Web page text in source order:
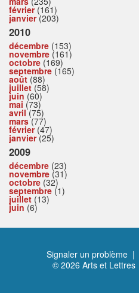
février(161)
janvier(203)
2010
décembre (153)
novembre (161)
octobre (169)
septembre (165)
août (88)
juillet(58)
juin (60)
mai (73)
avril(75)
mars(77)
février(47)
janvier(25)
2009
décembre (23)
novembre (31)
octobre (32)
septembre (1)
juillet (13)
juin (6)
Signaler un problème |
© 2026 Arts et Lettres